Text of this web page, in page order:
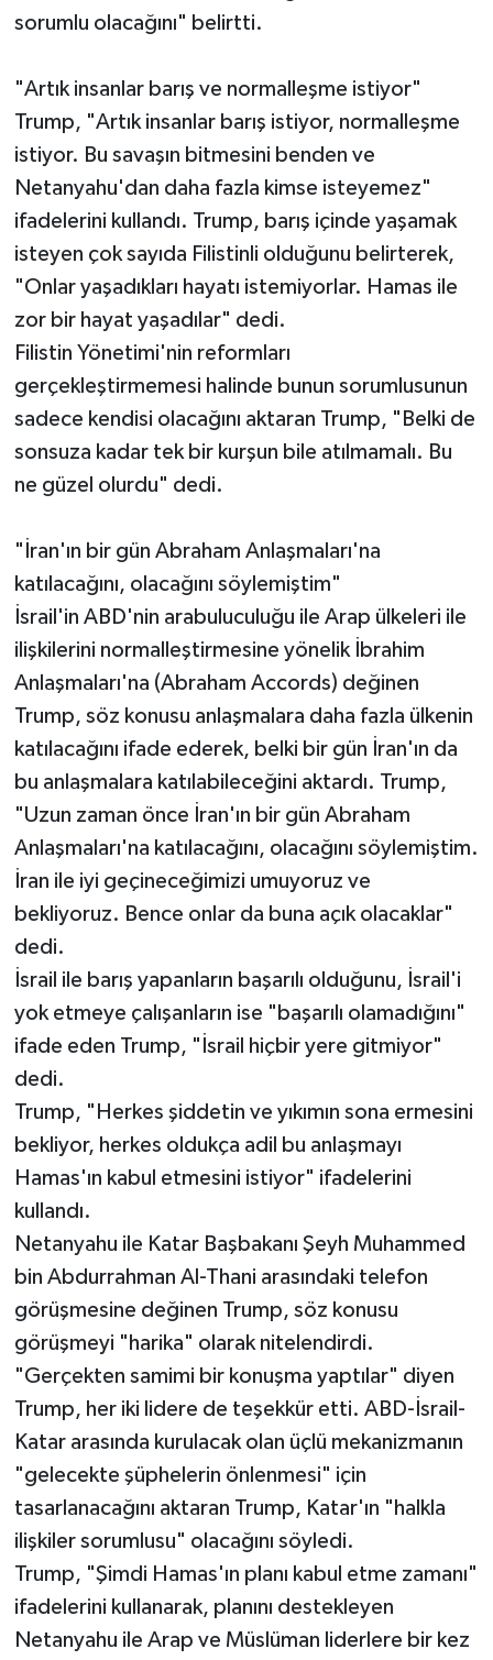
sorumlu olacağını" belirtti.
"Artık insanlar barış ve normalleşme istiyor"
Trump, "Artık insanlar barış istiyor, normalleşme
istiyor. Bu savaşın bitmesini benden ve
Netanyahu'dan daha fazla kimse isteyemez"
ifadelerini kullandı. Trump, barış içinde yaşamak
isteyen çok sayıda Filistinli olduğunu belirterek,
"Onlar yaşadıkları hayatı istemiyorlar. Hamas ile
zor bir hayat yaşadılar" dedi.
Filistin Yönetimi'nin reformları
gerçekleştirmemesi halinde bunun sorumlusunun
sadece kendisi olacağını aktaran Trump, "Belki de
sonsuza kadar tek bir kurşun bile atılmamalı. Bu
ne güzel olurdu" dedi.
"İran'ın bir gün Abraham Anlaşmaları'na
katılacağını, olacağını söylemiştim"
İsrail'in ABD'nin arabuluculuğu ile Arap ülkeleri ile
ilişkilerini normalleştirmesine yönelik İbrahim
Anlaşmaları'na (Abraham Accords) değinen
Trump, söz konusu anlaşmalara daha fazla ülkenin
katılacağını ifade ederek, belki bir gün İran'ın da
bu anlaşmalara katılabileceğini aktardı. Trump,
"Uzun zaman önce İran'ın bir gün Abraham
Anlaşmaları'na katılacağını, olacağını söylemiştim.
İran ile iyi geçineceğimizi umuyoruz ve
bekliyoruz. Bence onlar da buna açık olacaklar"
dedi.
İsrail ile barış yapanların başarılı olduğunu, İsrail'i
yok etmeye çalışanların ise "başarılı olamadığını"
ifade eden Trump, "İsrail hiçbir yere gitmiyor"
dedi.
Trump, "Herkes şiddetin ve yıkımın sona ermesini
bekliyor, herkes oldukça adil bu anlaşmayı
Hamas'ın kabul etmesini istiyor" ifadelerini
kullandı.
Netanyahu ile Katar Başbakanı Şeyh Muhammed
bin Abdurrahman Al-Thani arasındaki telefon
görüşmesine değinen Trump, söz konusu
görüşmeyi "harika" olarak nitelendirdi.
"Gerçekten samimi bir konuşma yaptılar" diyen
Trump, her iki lidere de teşekkür etti. ABD-İsrail-
Katar arasında kurulacak olan üçlü mekanizmanın
"gelecekte şüphelerin önlenmesi" için
tasarlanacağını aktaran Trump, Katar'ın "halkla
ilişkiler sorumlusu" olacağını söyledi.
Trump, "Şimdi Hamas'ın planı kabul etme zamanı"
ifadelerini kullanarak, planını destekleyen
Netanyahu ile Arap ve Müslüman liderlere bir kez